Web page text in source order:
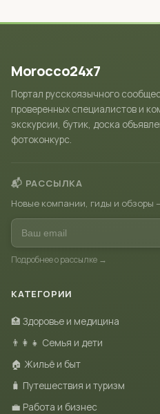
Morocco24x7
Портал русскоязычного
проверенных специалистов и
экскурсии, бутик, доска
фотоконкурс.
📬 РАССЫЛКА
Новые компании, гиды и обзоры
Подробнее о рассылке →
КАТЕГОРИИ
🏥 Здоровье и медицина
👨‍👩‍👧 Семья и дети
🏠 Жильё и быт
🧳 Путешествия и туризм
💼 Работа и бизнес